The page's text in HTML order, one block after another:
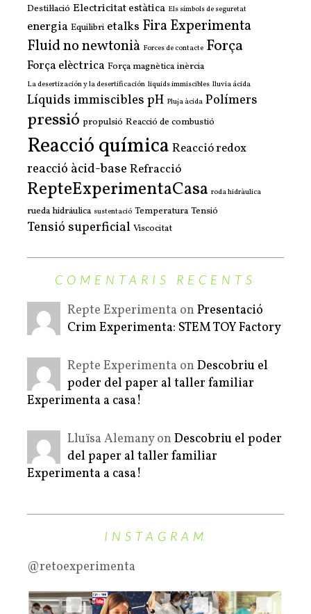
Destil·lació Electricitat estàtica Els símbols de seguretat
energia Equilibri etalks Fira Experimenta
Fluid no newtonià Forces de contacte Força
Força elèctrica Força magnètica inèrcia
La desertización y la desertificación liquids immiscibles lluvia ácida
Líquids immisciblespH Pluja àcida Polímers
pressió propulsió Reacció de combustió
Reacció química Reacció redox
reacció àcid-base Refracció
RepteExperimentaCasa roda hidràulica
rueda hidráulica sustentació Temperatura Tensió
Tensió superficial Viscocitat
COMENTARIS RECENTS
Repte Experimenta on Presentació
Crim Experimenta: STEM TOY Factory
Repte Experimenta on Descobriu el
poder del paper al taller familiar
Experimenta a casa!
Lluïsa Alemany on Descobriu el poder
del paper al taller familiar
Experimenta a casa!
INSTAGRAM
@retoexperimenta